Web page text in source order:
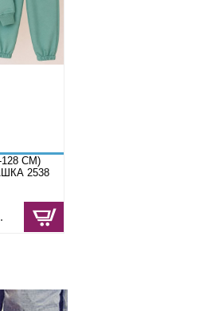
СМ)
2538